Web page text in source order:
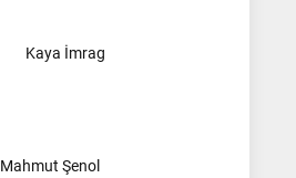
Kaya İmrag
Mahmut Şenol